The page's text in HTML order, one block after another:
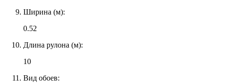
Ширина (м):
0.52
Длина рулона (м):
10
Вид обоев: